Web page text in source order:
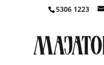
5306 1223